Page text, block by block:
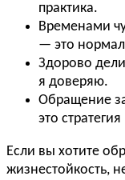
практика.
Временами
— это
Здорово
я доверяю.
Обращение
это
Если вы хотите
жизнестойкость,